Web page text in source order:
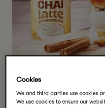
Cookies
We and third parties use cookies
We use cookies to ensure our